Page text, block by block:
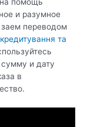
и разумное
переводом
та
и дату
в